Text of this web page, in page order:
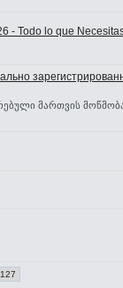
- Todo lo que
მართვის